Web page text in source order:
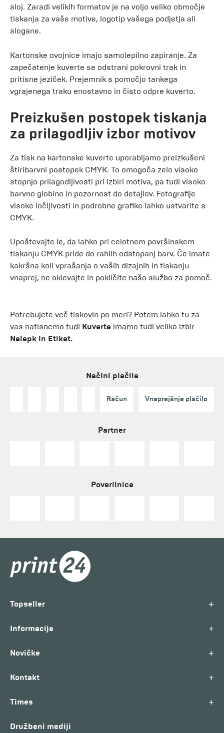
sloj. Zaradi velikih formatov je na voljo veliko območje
tiskanja za vaše motive, logotip vašega podjetja ali
slogane.
Kartonske ovojnice imajo samolepilno zapiranje. Za
zapečatenje kuverte se odstrani pokrovni trak in
pritisne jeziček. Prejemnik s pomočjo tankega
vgrajenega traku enostavno in čisto odpre kuverto.
Preizkušen postopek tiskanja
za prilagodljiv izbor motivov
Za tisk na kartonske kuverte uporabljamo preizkušeni
štiribarvni postopek CMYK. To omogoča zelo visoko
stopnjo prilagodljivosti pri izbiri motiva, pa tudi visoko
barvno globino in pozornost do detajlov. Fotografije
visoke ločljivosti in podrobne grafike lahko ustvarite s
CMYK.
Upoštevajte le, da lahko pri celotnem površinskem
tiskanju CMYK pride do rahlih odstopanj barv. Če imate
kakršna koli vprašanja o vaših dizajnih in tiskanju
vnaprej, ne oklevajte in pokličite našo službo za pomoč.
Potrebujete več tiskovin po meri? Potem lahko tu za
vas natisnemo tudi Kuverte imamo tudi veliko izbir
Nalepk in Etiket.
Načini plačila
Račun Vnaprejšnje plačilo
Partner
Poverilnice
Topseller +
Informacije +
Novičke +
Kontakt +
Times +
Družbeni mediji